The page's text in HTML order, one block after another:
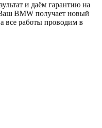
и даём гарантию на
BMW получает новый
все работы проводим в